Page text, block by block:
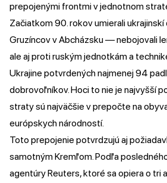
prepojenými frontmi v jednotnom
Začiatkom 90. rokov umierali
Gruzíncov v Abcházsku — nebojovali
ale aj proti ruským jednotkám a
Ukrajine potvrdených najmenej 94
dobrovoľníkov. Hoci to nie je najvyšší
straty sú najväčšie v prepočte na
európskych národností.
Toto prepojenie potvrdzujú aj
samotným Kremľom. Podľa
agentúry Reuters, ktoré sa opiera o tri